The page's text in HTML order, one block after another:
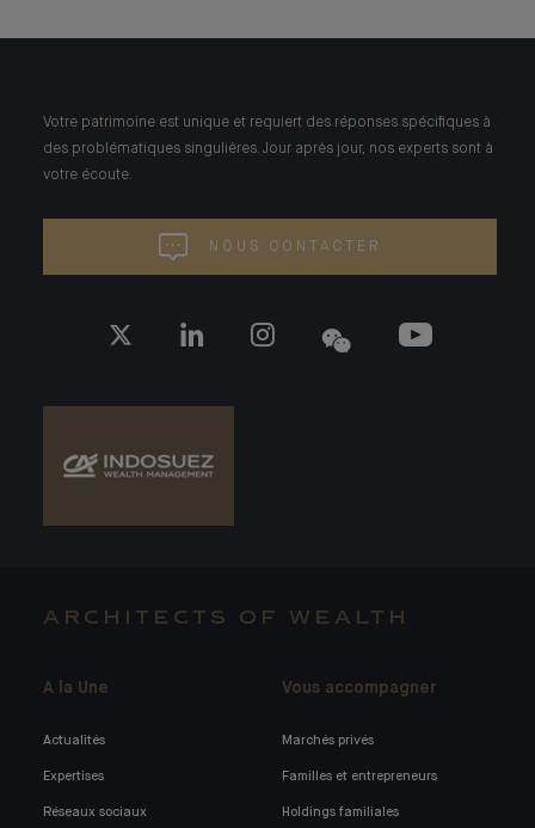
Votre patrimoine est unique et requiert des réponses spécifiques à
des problématiques singulières. Jour après jour, nos experts sont à
votre écoute.
NOUS CONTACTER
ARCHITECTS OF WEALTH
A la Une
Actualités
Expertises
Réseaux sociaux
Vous accompagner
Marchés privés
Familles et entrepreneurs
Holdings familiales